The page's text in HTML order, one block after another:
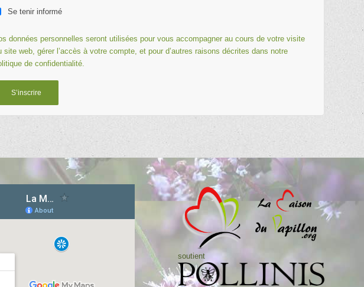
Se tenir informé
données personnelles seront utilisées pour vous accompagner au cours de votre visite
site web, gérer l’accès à votre compte, et pour d’autres raisons décrites dans notre
de confidentialité.
S’inscrire
soutient